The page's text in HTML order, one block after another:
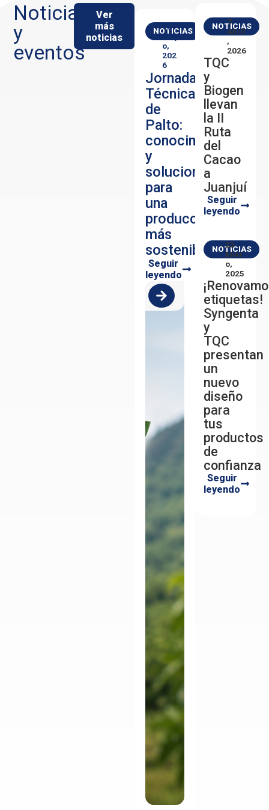
Noticias
y
eventos
Ver
más
noticias
NOTICIAS
13
May
O,
202
6
Jornada
Técnica
de
Palto:
conocimiento
y
soluciones
para
una
producción
más
sostenible
Seguir
leyendo
NOTICIAS
7
Abril
,
2026
TQC
y
Biogen
llevan
la II
Ruta
del
Cacao
a
Juanjuí
Seguir
leyendo
NOTICIAS
23
Ener
O,
2025
etiquetas!
Syngenta
y
TQC
presentan
un
nuevo
diseño
para
tus
productos
de
confianza
Seguir
leyendo